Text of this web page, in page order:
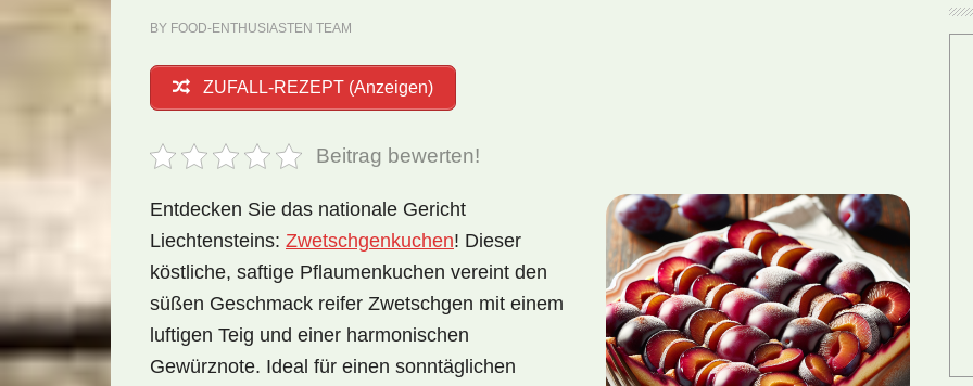
BY FOOD-ENTHUSIASTEN TEAM
ZUFALL-REZEPT (Anzeigen)
Beitrag bewerten!
Entdecken Sie das nationale Gericht
Liechtensteins: Zwetschgenkuchen! Dieser
köstliche, saftige Pflaumenkuchen vereint den
süßen Geschmack reifer Zwetschgen mit einem
luftigen Teig und einer harmonischen
Gewürznote. Ideal für einen sonntäglichen